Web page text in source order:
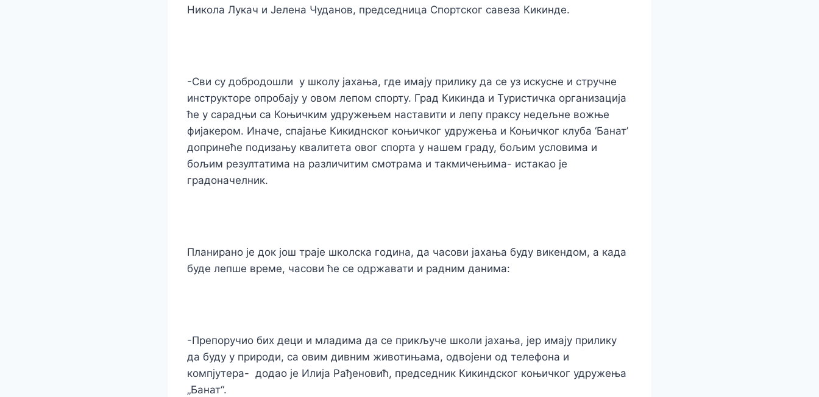
Никола Лукач и Јелена Чуданов, председница Спортског савеза Кикинде.
-Сви су добродошли у школу јахања, где имају прилику да се уз искусне и стручне
инструкторе опробају у овом лепом спорту. Град Кикинда и Туристичка организација
ће у сарадњи са Коњичким удружењем наставити и лепу праксу недељне вожње
фијакером. Иначе, спајање Кикиднског коњичког удружења и Коњичког клуба ‘Банат’
допринеће подизању квалитета овог спорта у нашем граду, бољим условима и
бољим резултатима на различитим смотрама и такмичењима- истакао је
градоначелник.
Планирано је док још траје школска година, да часови јахања буду викендом, а када
буде лепше време, часови ће се одржавати и радним данима:
-Препоручио бих деци и младима да се прикључе школи јахања, јер имају прилику
да буду у природи, са овим дивним животињама, одвојени од телефона и
компјутера- додао је Илија Рађеновић, председник Кикиндског коњичког удружења
„Банат“.